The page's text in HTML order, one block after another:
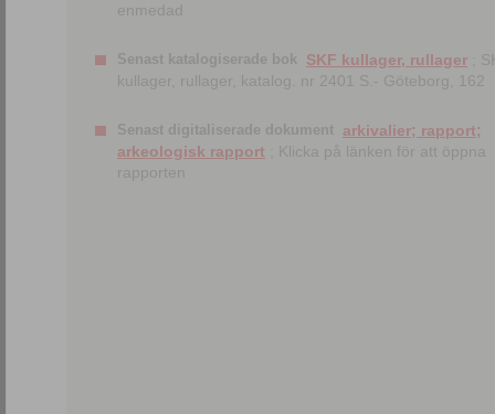
enmedad
Senast katalogiserade bok SKF kullager, rullager ;
kullager, rullager, katalog. nr 2401 S.- Göteborg, 162
Senast digitaliserade dokument arkivalier; rapport;
arkeologisk rapport ; Klicka på länken för att öppna
rapporten